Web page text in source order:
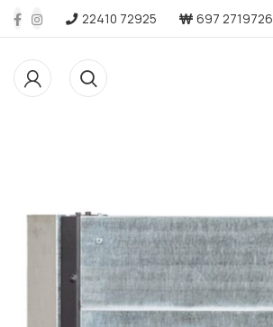
22410 72925 697 2719726